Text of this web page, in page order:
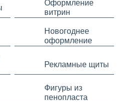
Оформление
витрин
Новогоднее
оформление
Рекламные щиты
Фигуры из
пенопласта